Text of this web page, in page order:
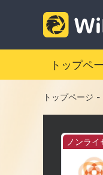
トップペ
トップページ -
ノンライ